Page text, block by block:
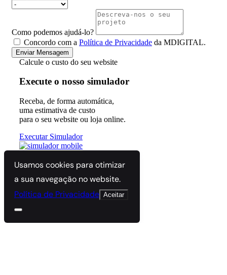
Como podemos ajudá-lo?
Concordo com a Política de Privacidade da MDIGITAL.
Enviar Mensagem
Calcule o custo do seu website
Execute o nosso simulador
Receba, de forma automática,
uma estimativa de custo
para o seu website ou loja online.
Executar Simulador
Usamos cookies para otimizar
a sua navegação no website.
Política de Privacidade Aceitar